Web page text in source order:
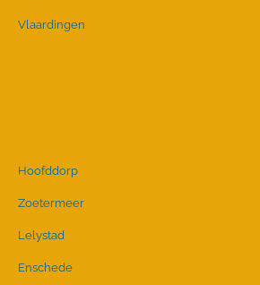
Vlaardingen
Hoofddorp
Zoetermeer
Lelystad
Enschede